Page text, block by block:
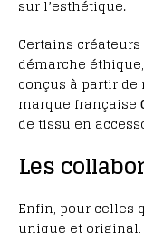
sur l’esthétique.
Certains
démarche
conçus à partir de
marque française
de tissu en
Les
Enfin, pour celles
unique et